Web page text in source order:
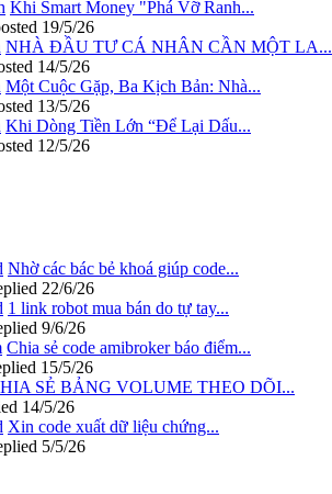
Khi Smart Money "Phá Vỡ Ranh...
19/5/26
NHÀ ĐẦU TƯ CÁ NHÂN CẦN MỘT LA...
14/5/26
Một Cuộc Gặp, Ba Kịch Bản: Nhà...
13/5/26
Khi Dòng Tiền Lớn “Để Lại Dấu...
12/5/26
Nhờ các bác bẻ khoá giúp code...
22/6/26
1 link robot mua bán do tự tay...
9/6/26
Chia sẻ code amibroker báo điểm...
15/5/26
SẺ BẢNG VOLUME THEO DÕI...
14/5/26
Xin code xuất dữ liệu chứng...
5/5/26